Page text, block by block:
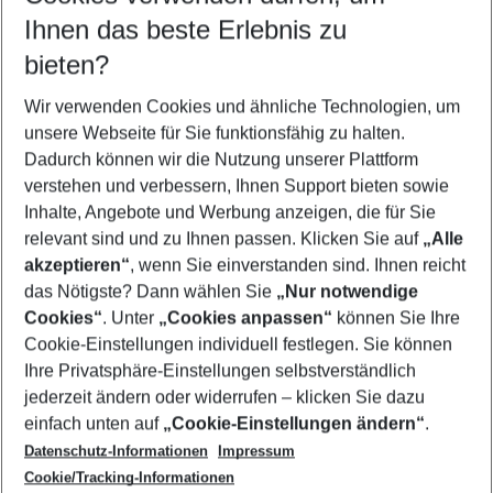
Reisezeitraum wählen
10.08.26– 08.08.27 5-8 Nächte
2 Erwachsene Keine Kinder
Mehr Filter anzeigen
Footer
Footer navigation
Über uns
AGB
Cookie-Einstellungen ändern
Cookie-Richtlinie
Datenschutz
Service & Hilfe
Barrierefreies Reisen
Check-in
Folgen Sie uns
Ihnen das beste Erlebnis zu
bieten?
Wir verwenden Cookies und ähnliche Technologien, um
unsere Webseite für Sie funktionsfähig zu halten.
Dadurch können wir die Nutzung unserer Plattform
verstehen und verbessern, Ihnen Support bieten sowie
Inhalte, Angebote und Werbung anzeigen, die für Sie
relevant sind und zu Ihnen passen. Klicken Sie auf „Alle
akzeptieren“, wenn Sie einverstanden sind. Ihnen reicht
das Nötigste? Dann wählen Sie „Nur notwendige
Cookies“. Unter „Cookies anpassen“ können Sie Ihre
Cookie-Einstellungen individuell festlegen. Sie können
Ihre Privatsphäre-Einstellungen selbstverständlich
jederzeit ändern oder widerrufen – klicken Sie dazu
einfach unten auf „Cookie-Einstellungen ändern“.
Datenschutz-Informationen
Impressum
Cookie/Tracking-Informationen